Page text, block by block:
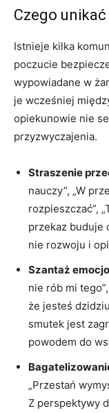
Czego
Istnieje kilka
poczucie
wypowiadane w
je wcześniej
opiekunowie nie
przyzwyczajenia.
Straszenie
nauczy”, „W
rozpieszczać”,
przekaz buduje
nie rozwoju i
Szantaż
nie rób mi
że jesteś
smutek jest
powodem do
„Przestań
Z perspektywy